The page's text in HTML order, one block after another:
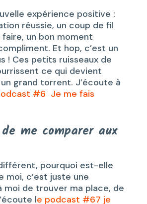
expérience positive :
réussie, un coup de fil
un bon moment
Et hop, c’est un
! Ces petits ruisseaux de
ce qui devient
grand torrent. J’écoute à
#6 Je me fais
me comparer aux
pourquoi est-elle
moi, c’est juste une
moi de trouver ma place, de
le podcast #67 je